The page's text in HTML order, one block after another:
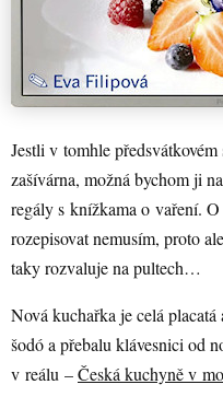
Jestli v tomhle
zašívárna, možná bychom ji
regály s knížkama o vaření. O
rozepisovat nemusím, proto
taky rozvaluje na pultech…
Nová kuchařka je celá
šodó a přebalu klávesnici od
v reálu –Česká kuchyně v